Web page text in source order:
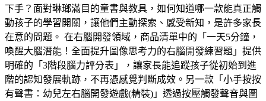
下手？面對琳瑯滿目的童書與教具，如何知道哪一款能真正觸
動孩子的學習開關，讓他們主動探索、感受新知，是許多家長
在意的問題。 在右腦開發領域，商品清單中的「一天5分鐘，
喚醒大腦潛能！全面提升圖像思考力的右腦開發練習題」提供
明確的「3階段腦力評分表」，讓家長能追蹤孩子從初始到進
階的認知發展軌跡，不再憑感覺判斷成效。另一款「小手按按
有聲書：幼兒左右腦開發遊戲(精裝)」透過按壓觸發聲音與圖